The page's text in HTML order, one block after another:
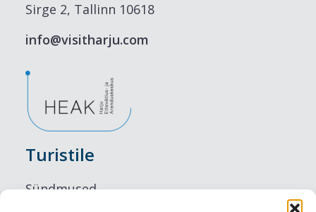
Sirge 2, Tallinn 10618
info@visitharju.com
Turistile
Sündmused